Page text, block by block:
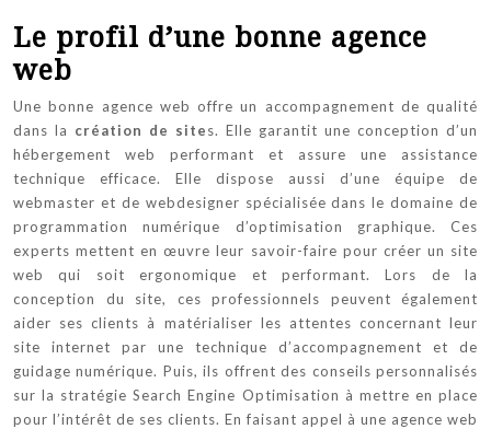
Le profil d’une bonne agence
web
Une bonne agence web offre un accompagnement de qualité
dans la création de sites. Elle garantit une conception d’un
hébergement web performant et assure une assistance
technique efficace. Elle dispose aussi d’une équipe de
webmaster et de webdesigner spécialisée dans le domaine de
programmation numérique d’optimisation graphique. Ces
experts mettent en œuvre leur savoir-faire pour créer un site
web qui soit ergonomique et performant. Lors de la
conception du site, ces professionnels peuvent également
aider ses clients à matérialiser les attentes concernant leur
site internet par une technique d’accompagnement et de
guidage numérique. Puis, ils offrent des conseils personnalisés
sur la stratégie Search Engine Optimisation à mettre en place
pour l’intérêt de ses clients. En faisant appel à une agence web